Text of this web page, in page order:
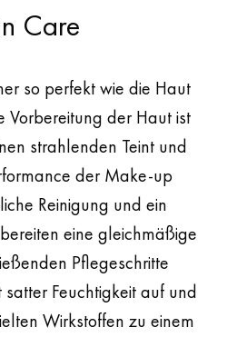
Care
so perfekt wie die Haut
Vorbereitung der Haut ist
strahlenden Teint und
der Make-up
Reinigung und ein
eine gleichmäßige
Pflegeschritte
Feuchtigkeit auf und
Wirkstoffen zu einem